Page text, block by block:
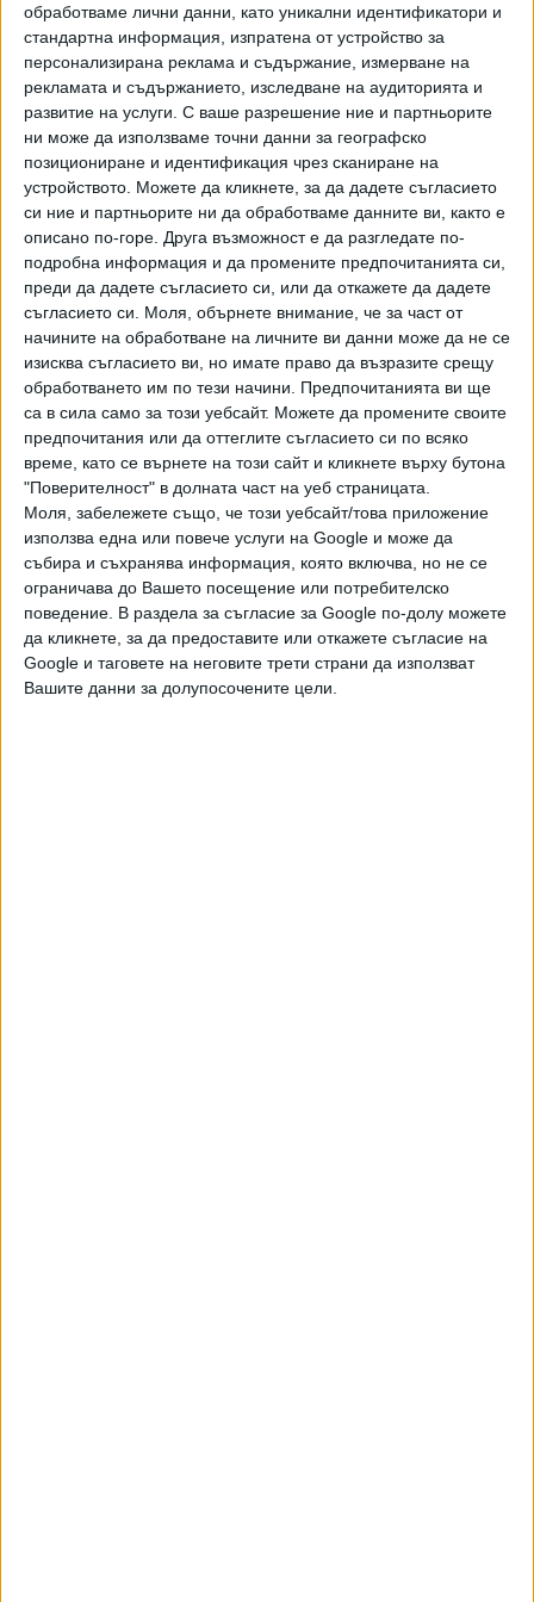
обработваме лични данни, като уникални идентификатори и
стандартна информация, изпратена от устройство за
персонализирана реклама и съдържание, измерване на
рекламата и съдържанието, изследване на аудиторията и
развитие на услуги. С ваше разрешение ние и партньорите
ни може да използваме точни данни за географско
позициониране и идентификация чрез сканиране на
устройството. Можете да кликнете, за да дадете съгласието
си ние и партньорите ни да обработваме данните ви, както е
описано по-горе. Друга възможност е да разгледате по-
подробна информация и да промените предпочитанията си,
преди да дадете съгласието си, или да откажете да дадете
съгласието си.
Моля, обърнете внимание, че за част от
начините на обработване на личните ви данни може да не се
изисква съгласието ви, но имате право да възразите срещу
обработването им по тези начини. Предпочитанията ви ще
са в сила само за този уебсайт. Можете да промените своите
предпочитания или да оттеглите съгласието си по всяко
време, като се върнете на този сайт и кликнете върху бутона
"Поверителност" в долната част на уеб страницата.
Моля, забележете също, че този уебсайт/това приложение
използва една или повече услуги на Google и може да
събира и съхранява информация, която включва, но не се
ограничава до Вашето посещение или потребителско
поведение. В раздела за съгласие за Google по-долу можете
да кликнете, за да предоставите или откажете съгласие на
Google и таговете на неговите трети страни да използват
Вашите данни за долупосочените цели.
възстановено. Преди това и в двете посоки са се
образували километрични колони от автомобили.
Трафикът е бил пренасочен по обходни маршрути, за да
се облекчи движението и да се осигури достъп на
екипите, които работели на място.
Последвайте ни и в
Ако искате да подкрепите независимата
и качествена журналистика в “Сега”,
можете да направите дарение през
PayPal
Ключови думи: автобус
Още новини по темата
Нападнаха автобус на градския транспорт в
София